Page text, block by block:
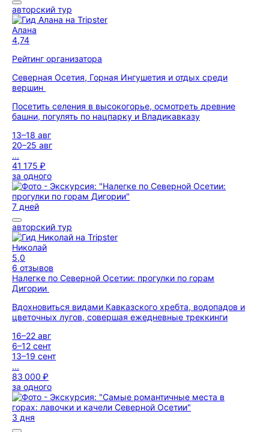
авторский тур
Алана
4,74
Рейтинг организатора
Северная Осетия, Горная Ингушетия и отдых среди
вершин
Посетить селения в высокогорье, осмотреть древние
башни, погулять по нацпарку и Владикавказу
13–18 авг
20–25 авг
...
41 175 ₽
за одного
7 дней
авторский тур
Николай
5,0
6 отзывов
Налегке по Северной Осетии: прогулки по горам
Дигории
Вдохновиться видами Кавказского хребта, водопадов и
цветочных лугов, совершая ежедневные треккинги
16–22 авг
6–12 сент
13–19 сент
...
83 000 ₽
за одного
3 дня